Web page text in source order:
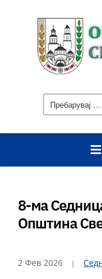
за:
8-ма
Општина
2 Фев 2026